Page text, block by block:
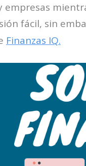
empresas
fácil, sin
Finanzas IQ.